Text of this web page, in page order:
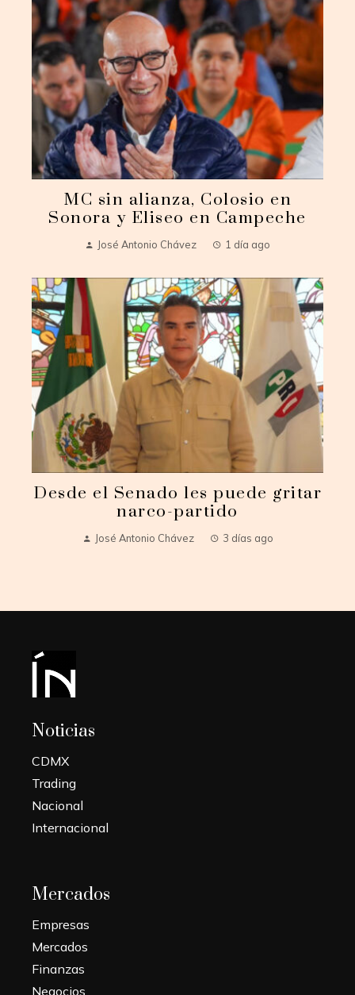
MC sin alianza, Colosio en
Sonora y Eliseo en Campeche
José Antonio Chávez 1 día ago
Desde el Senado les puede gritar
narco-partido
José Antonio Chávez 3 días ago
Noticias
CDMX
Trading
Nacional
Internacional
Mercados
Empresas
Mercados
Finanzas
Negocios